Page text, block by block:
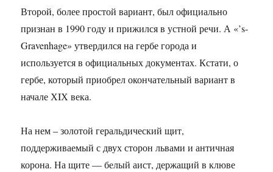
Второй, более простой вариант, был официально
признан в 1990 году и прижился в устной речи. А «’s-
Gravenhage» утвердился на гербе города и
используется в официальных документах. Кстати, о
гербе, который приобрел окончательный вариант в
начале ХIХ века.
На нем – золотой геральдический щит,
поддерживаемый с двух сторон львами и античная
корона. На щите — белый аист, держащий в клюве